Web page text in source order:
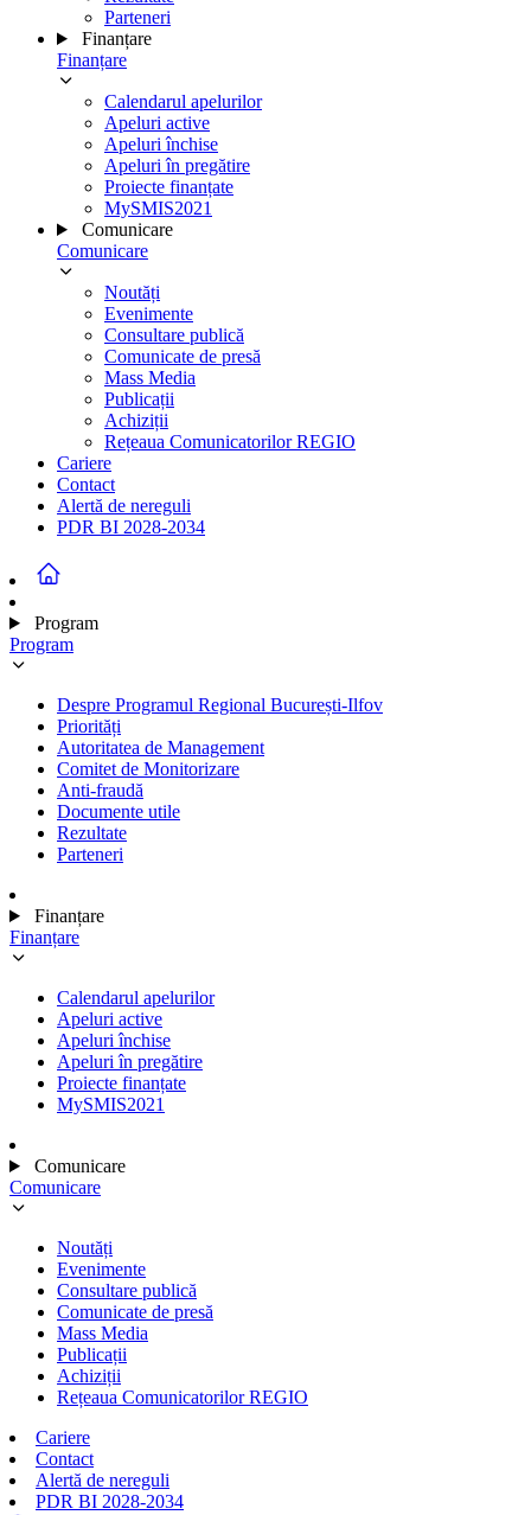
Parteneri
Finanțare
Finanțare
Calendarul apelurilor
Apeluri active
Apeluri închise
Apeluri în pregătire
Proiecte finanțate
MySMIS2021
Comunicare
Comunicare
Noutăți
Evenimente
Consultare publică
Comunicate de presă
Mass Media
Publicații
Achiziții
Rețeaua Comunicatorilor REGIO
Cariere
Contact
Alertă de nereguli
PDR BI 2028-2034
Program
Program
Despre Programul Regional București-Ilfov
Priorități
Autoritatea de Management
Comitet de Monitorizare
Anti-fraudă
Documente utile
Rezultate
Parteneri
Finanțare
Finanțare
Calendarul apelurilor
Apeluri active
Apeluri închise
Apeluri în pregătire
Proiecte finanțate
MySMIS2021
Comunicare
Comunicare
Noutăți
Evenimente
Consultare publică
Comunicate de presă
Mass Media
Publicații
Achiziții
Rețeaua Comunicatorilor REGIO
Cariere
Contact
Alertă de nereguli
PDR BI 2028-2034